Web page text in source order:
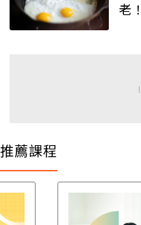
老！
推薦課程